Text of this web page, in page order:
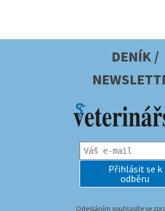
DENÍK /
Přihlásit se k
odběru
Odesláním souhlasíte se